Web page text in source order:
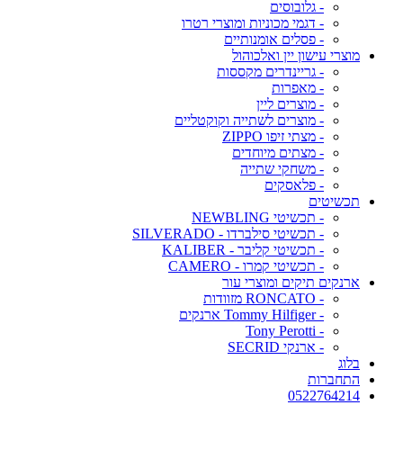
- גלובוסים
- דגמי מכוניות ומוצרי רטרו
- פסלים אומנותיים
מוצרי עישון יין ואלכוהול
- גריינדרים מקססות
- מאפרות
- מוצרים ליין
- מוצרים לשתייה וקוקטליים
- מצתי זיפו ZIPPO
- מצתים מיוחדים
- משחקי שתייה
- פלאסקים
תכשיטים
- תכשיטי NEWBLING
- תכשיטי סילברדו - SILVERADO
- תכשיטי קליבר - KALIBER
- תכשיטי קמרו - CAMERO
ארנקים תיקים ומוצרי עור
- RONCATO מזוודות
- Tommy Hilfiger ארנקים
- Tony Perotti
- ארנקי SECRID
בלוג
התחברות
0522764214